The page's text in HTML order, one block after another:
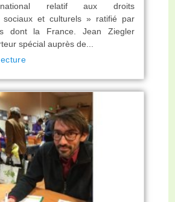
relatif aux droits
sociaux et culturels » ratifié par
dont la France. Jean Ziegler
spécial auprès de...